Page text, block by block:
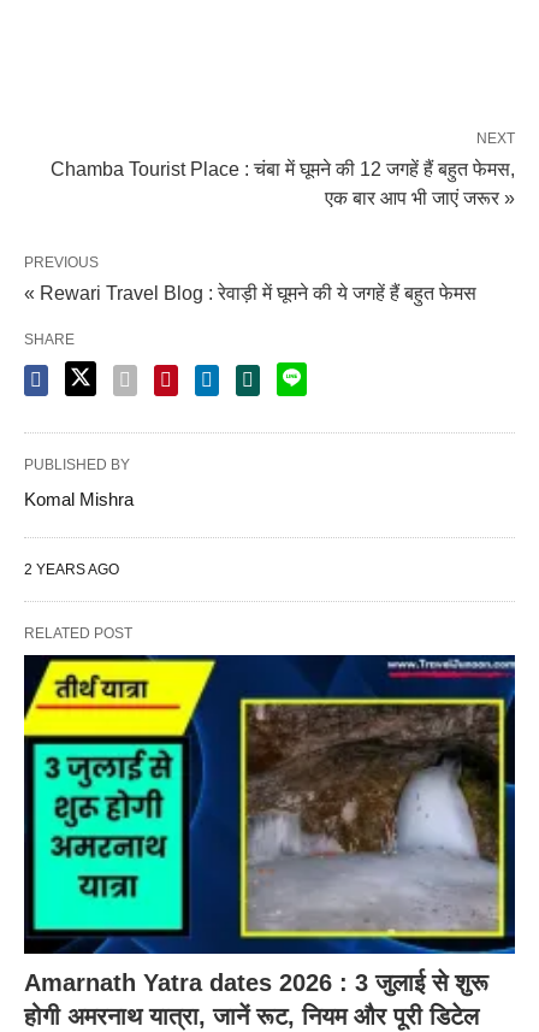
NEXT
Chamba Tourist Place : चंबा में घूमने की 12 जगहें हैं बहुत फेमस,
एक बार आप भी जाएं जरूर »
PREVIOUS
« Rewari Travel Blog : रेवाड़ी में घूमने की ये जगहें हैं बहुत फेमस
SHARE
PUBLISHED BY
Komal Mishra
2 YEARS AGO
RELATED POST
Amarnath Yatra dates 2026 : 3 जुलाई से शुरू
होगी अमरनाथ यात्रा, जानें रूट, नियम और पूरी डिटेल